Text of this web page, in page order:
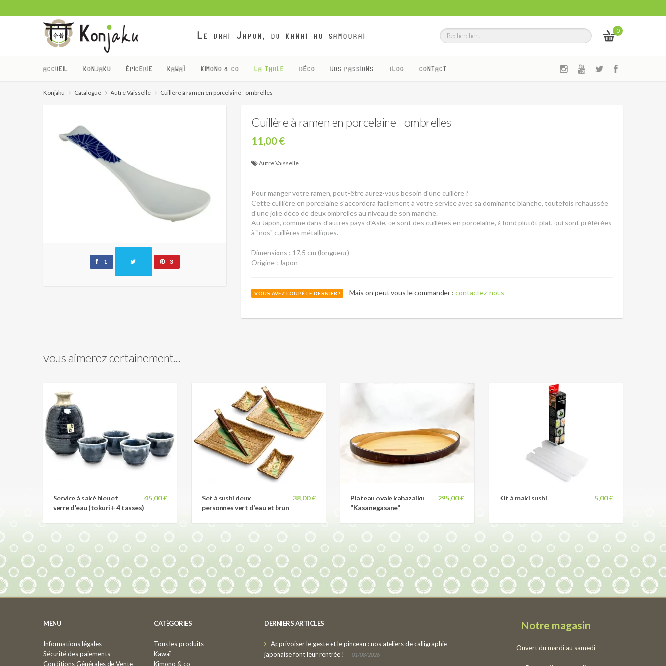
Le vrai Japon, du kawai au samourai 0
ACCUEIL KONJAKU ÉPICERIE KAWAÏ KIMONO & CO LA TABLE DÉCO VOS PASSIONS BLOG CONTACT
Konjaku Catalogue Autre Vaisselle Cuillère à ramen en porcelaine - ombrelles
1 3
Cuillère à ramen en porcelaine - ombrelles
11,00 €
Autre Vaisselle
Pour manger votre ramen, peut-être aurez-vous besoin d'une cuillère ?
Cette cuillière en porcelaine s'accordera facilement à votre service avec sa dominante blanche, toutefois rehaussée
d'une jolie déco de deux ombrelles au niveau de son manche.
Au Japon, comme dans d'autres pays d'Asie, ce sont des cuillères en porcelaine, à fond plutôt plat, qui sont préférées
à "nos" cuillères métalliques.
Dimensions : 17,5 cm (longueur)
Origine : Japon
VOUS AVEZ LOUPÉ LE DERNIER ! Mais on peut vous le commander : contactez-nous
vous aimerez certainement...
45,00 €
Service à saké bleu et
verre d'eau (tokuri + 4 tasses)
38,00 €
Set à sushi deux
personnes vert d'eau et brun
295,00 €
Plateau ovale kabazaiku
"Kasanegasane"
5,00 €
Kit à maki sushi
MENU
Informations légales
Sécurité des paiements
Conditions Générales de Vente
CATÉGORIES
Tous les produits
Kawaï
Kimono & co
DERNIERS ARTICLES
Apprivoiser le geste et le pinceau : nos ateliers de calligraphie
japonaise font leur rentrée !
01/08/2026
Notre magasin
Ouvert du mardi au samedi